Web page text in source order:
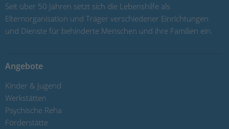
Seit über 50 Jahren setzt sich die Lebenshilfe als
Elternorganisation und Träger verschiedener Einrichtungen
und Dienste für behinderte Menschen und ihre Familien ein.
Angebote
Kinder & Jugend
Werkstätten
Psychische Reha
Förderstätte